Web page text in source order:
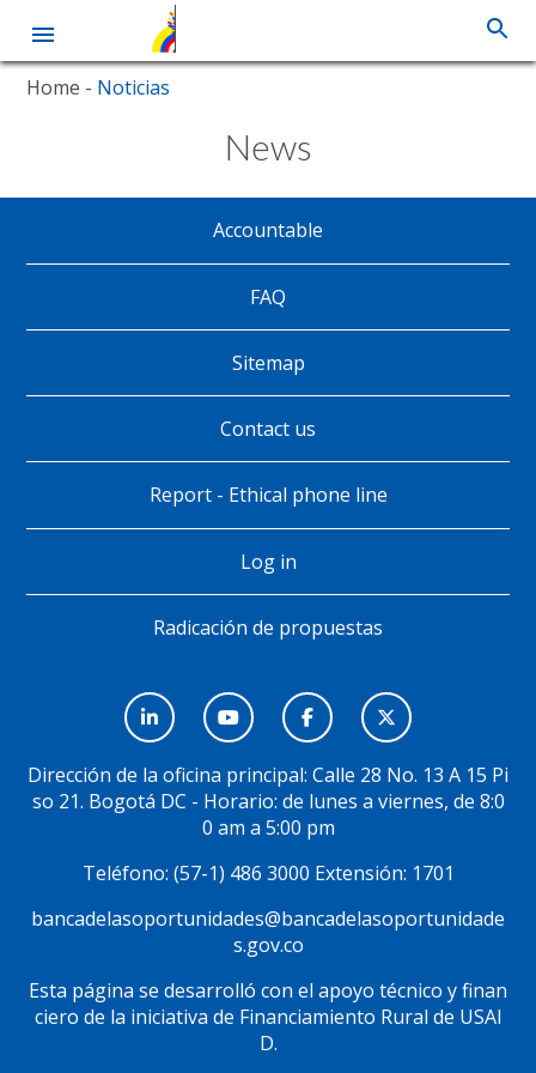
SkipHome - Noticias
News
página
Accountable
FAQ
Sitemap
Contact us
Report - Ethical phone line
Log in
Radicación de propuestas
Social
Dirección de la oficina principal: Calle 28 No. 13 A 15 Pi
so 21. Bogotá DC - Horario: de lunes a viernes, de 8:0
0 am a 5:00 pm
Teléfono: (57-1) 486 3000 Extensión: 1701
bancadelasoportunidades@bancadelasoportunidade
s.gov.co
Esta página se desarrolló con el apoyo técnico y finan
ciero de la iniciativa de Financiamiento Rural de USAI
D.